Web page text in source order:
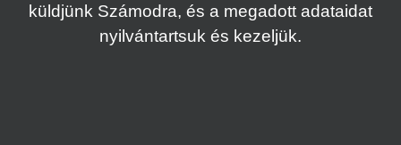
küldjünk Számodra, és a megadott adataidat
nyilvántartsuk és kezeljük.